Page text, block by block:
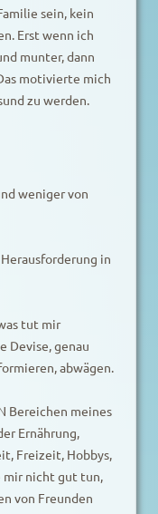
sein, kein
Erst wenn ich
munter, dann
motivierte mich
zu werden.
weniger von
in
tut mir
Devise, genau
abwägen.
Bereichen meines
Ernährung,
Freizeit, Hobbys,
mir nicht gut tun,
von Freunden